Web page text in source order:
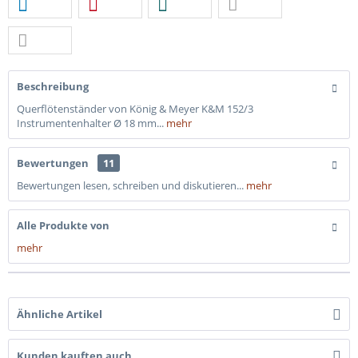
Beschreibung
Querflötenständer von König & Meyer K&M 152/3
Instrumentenhalter Ø 18 mm... mehr
Bewertungen
11
Bewertungen lesen, schreiben und diskutieren... mehr
Alle Produkte von
mehr
Ähnliche Artikel